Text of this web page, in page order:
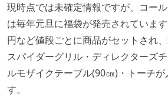
現時点では未確定情報ですが、コー
は毎年元旦に福袋が発売されていま
円など値段ごとに商品がセットされ
スパイダーグリル・ディレクターズ
ルモザイクテーブル(90㎝)・トーチ
す。